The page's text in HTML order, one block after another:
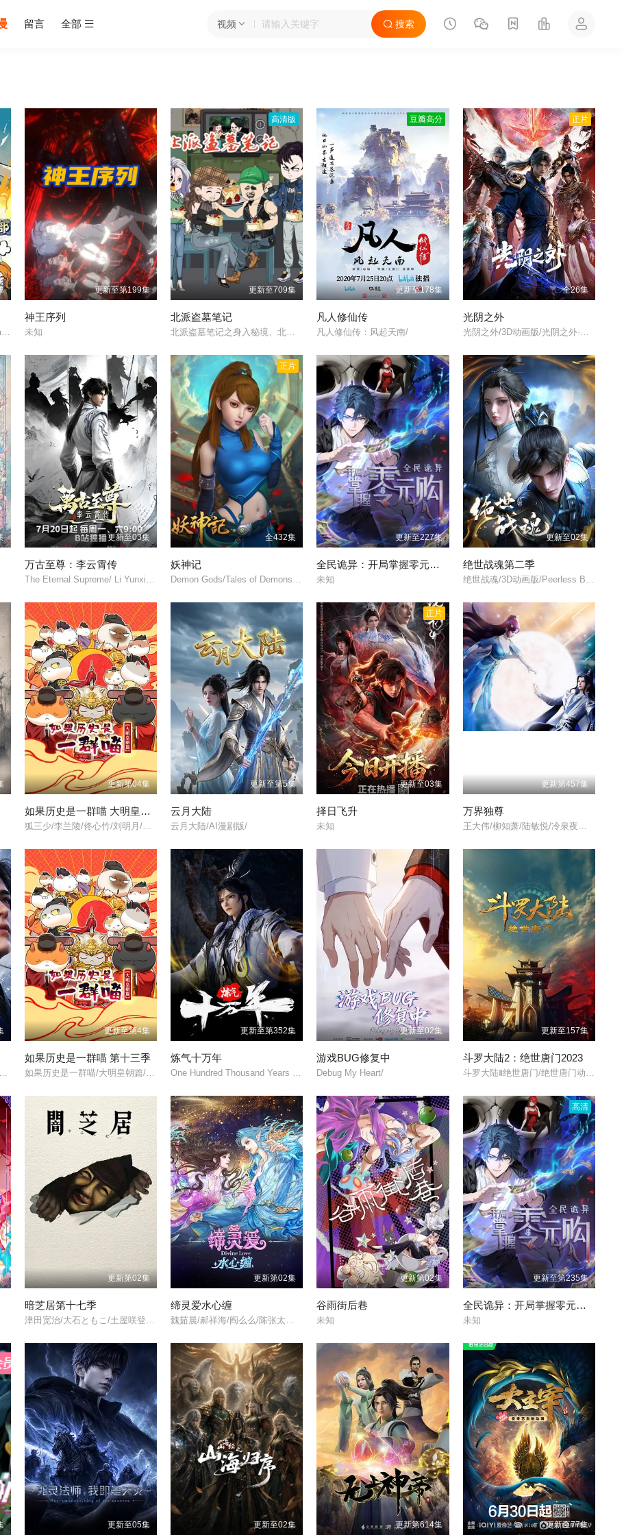
视频 搜索
留言 全部
1999!/Arcane/Incident/Department(英)/
更新至第199集
神王序列
未知
高清版
更新至709集
北派盗墓笔记
北派盗墓笔记之身入秘境、北派盗墓笔记之深入秘境/
豆瓣高分
更新至178集
凡人修仙传
凡人修仙传：风起天南/
正片
全26集
光阴之外
光阴之外/3D动画版/光阴之外·末世的微光/光阴之外·除凶七血瞳/光阴之外·新的开始/光阴之外·决战人鱼岛/光阴之外·决战海尸族/Beyond Time's Gaze/Beyond Time/
更新至03集
万古至尊：李云霄传
正片
全432集
妖神记
更新至227集
全民诡异：开局掌握零元购·动态漫画
未知
更新至02集
绝世战魂第二季
更新第04集
如果历史是一群喵 大明皇朝篇
狐三少/李兰陵/佟心竹/刘明月/叶知秋/阎么么/常蓉珊/李轻扬/闫夜桥/
更新至第5集
云月大陆
云月大陆/AI漫剧版/
正片
更新至03集
择日飞升
未知
更新第457集
万界独尊
绝世战魂/第181-280集/Peerless Battle Spirit 2/
更新至第4集
如果历史是一群喵 第十三季
如果历史是一群喵/大明皇朝篇/When History Meows 13/
更新至第352集
炼气十万年
One Hundred Thousand Years of Qi Refining/
更新至02集
游戏BUG修复中
Debug My Heart/
更新至157集
斗罗大陆2：绝世唐门2023
斗罗大陆Ⅱ绝世唐门/绝世唐门动画版/斗罗大陆2/
更新第02集
暗芝居第十七季
更新第02集
缔灵爱水心缠
更新第02集
谷雨街后巷
未知
高清
更新至第235集
全民诡异：开局掌握零元购动态漫
未知
更新至05集 更新至02集 更新第614集 更新至77集